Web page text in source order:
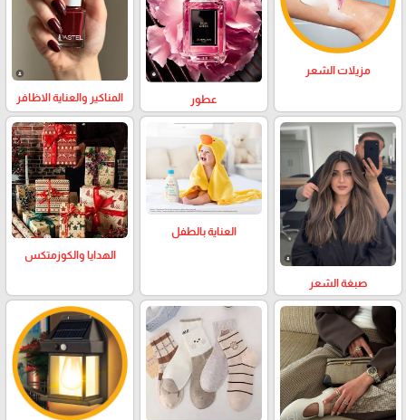
مزيلات الشعر
عطور المناكير والعناية الاظافر
صبغة الشعر
العناية بالطفل
الهدايا والكوزمتكس